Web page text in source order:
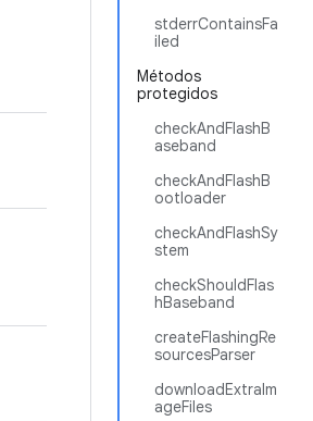
stderrContainsFa
iled
Métodos
protegidos
checkAndFlashB
aseband
checkAndFlashB
ootloader
checkAndFlashSy
stem
checkShouldFlas
hBaseband
createFlashingRe
sourcesParser
downloadExtraIm
ageFiles